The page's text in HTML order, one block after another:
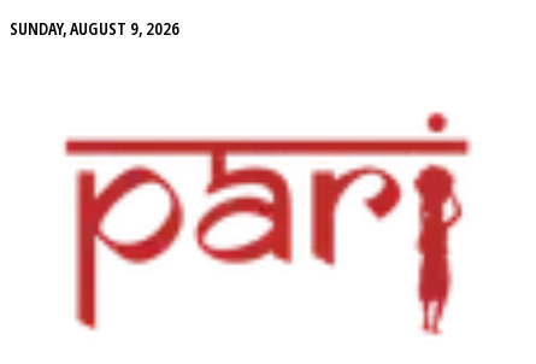
SUNDAY, AUGUST 9, 2026